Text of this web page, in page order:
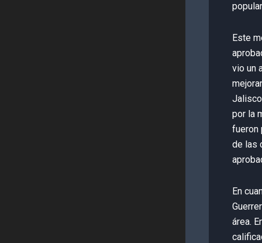
Este
vio un
por la
fueron
de las
En
área.